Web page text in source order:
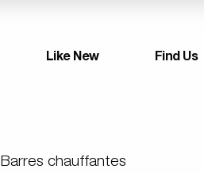
Like New Find Us
Barres chauffantes